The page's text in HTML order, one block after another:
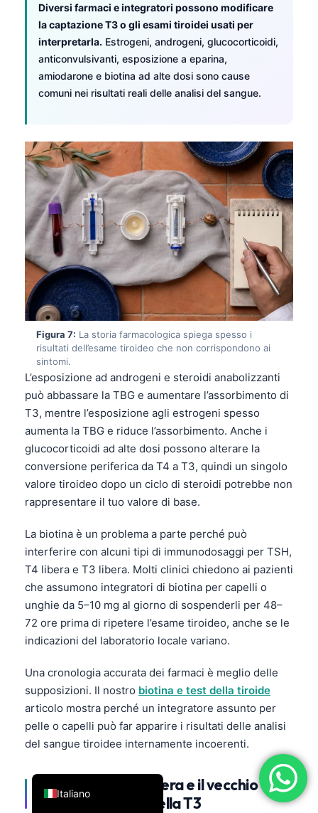
Diversi farmaci e integratori possono modificare
la captazione T3 o gli esami tiroidei usati per
interpretarla. Estrogeni, androgeni, glucocorticoidi,
anticonvulsivanti, esposizione a eparina,
amiodarone e biotina ad alte dosi sono cause
comuni nei risultati reali delle analisi del sangue.
Figura 7: La storia farmacologica spiega spesso i
risultati dell’esame tiroideo che non corrispondono ai
sintomi.
L’esposizione ad androgeni e steroidi anabolizzanti
può abbassare la TBG e aumentare l’assorbimento di
T3, mentre l’esposizione agli estrogeni spesso
aumenta la TBG e riduce l’assorbimento. Anche i
glucocorticoidi ad alte dosi possono alterare la
conversione periferica da T4 a T3, quindi un singolo
valore tiroideo dopo un ciclo di steroidi potrebbe non
rappresentare il tuo valore di base.
La biotina è un problema a parte perché può
interferire con alcuni tipi di immunodosaggi per TSH,
T4 libera e T3 libera. Molti clinici chiedono ai pazienti
che assumono integratori di biotina per capelli o
unghie da 5–10 mg al giorno di sospenderli per 48–
72 ore prima di ripetere l’esame tiroideo, anche se le
indicazioni del laboratorio locale variano.
Una cronologia accurata dei farmaci è meglio delle
supposizioni. Il nostro biotina e test della tiroide
articolo mostra perché un integratore assunto per
pelle o capelli può far apparire i risultati delle analisi
del sangue tiroidee internamente incoerenti.
Indice di tiroxina libera e il vecchio
ruolo dell’uptake della T3
Italiano
Deutsch
العربية
עִבְרִית
Português
Ελληνικά
Türkçe
Română
简体中文
Български
Dansk
Nederlands
हिन्दी
Bahasa Indonesia
Հայերեն
Íslenska
Српски језик
Svenska
Bosanski
Azərbaycan dili
Eesti
日本語
Čeština
ქართული
Polski
한국어
Slovenščina
Magyar